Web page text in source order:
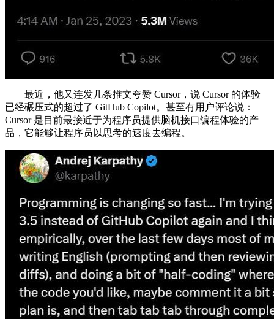
最近，他又连发几条推文夸赞 Cursor，说 Cursor 的体验
已经碾压式的超过了 GitHub Copilot。甚至有用户评论说：
Cursor 是目前最接近于为程序员提供脑机接口编程体验的产
品，它能够让程序员以思考的速度去编程。